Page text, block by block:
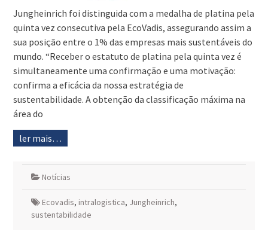
Jungheinrich foi distinguida com a medalha de platina pela
quinta vez consecutiva pela EcoVadis, assegurando assim a
sua posição entre o 1% das empresas mais sustentáveis do
mundo. “Receber o estatuto de platina pela quinta vez é
simultaneamente uma confirmação e uma motivação:
confirma a eficácia da nossa estratégia de
sustentabilidade. A obtenção da classificação máxima na
área do
ler mais…
Notícias
Ecovadis, intralogistica, Jungheinrich,
sustentabilidade